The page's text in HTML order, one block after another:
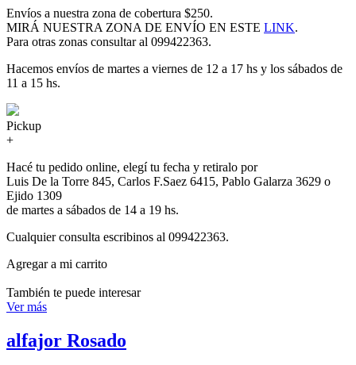
Envíos a nuestra zona de cobertura $250.
MIRÁ NUESTRA ZONA DE ENVÍO EN ESTE LINK.
Para otras zonas consultar al 099422363.
Hacemos envíos de martes a viernes de 12 a 17 hs y los sábados de
11 a 15 hs.
Pickup
+
Hacé tu pedido online, elegí tu fecha y retiralo por
Luis De la Torre 845, Carlos F.Saez 6415, Pablo Galarza 3629 o
Ejido 1309
de martes a sábados de 14 a 19 hs.
Cualquier consulta escribinos al 099422363.
Agregar a mi carrito
También te puede interesar
Ver más
alfajor Rosado